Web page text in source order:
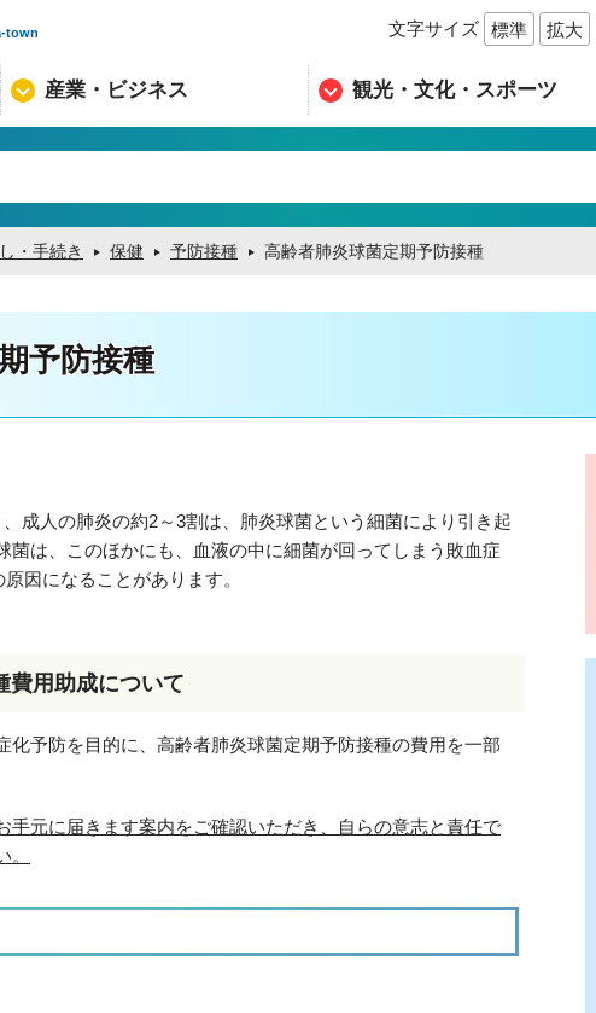
town 文字サイズ 標準 拡大
産業・ビジネス 観光・文化・スポーツ
・手続き 保健 予防接種 高齢者肺炎球菌定期予防接種
予防接種
成人の肺炎の約2～3割は、肺炎球菌という細菌により引き起
菌は、このほかにも、血液の中に細菌が回ってしまう敗血症
因になることがあります。
費用助成について
化予防を目的に、高齢者肺炎球菌定期予防接種の費用を一部
元に届きます案内をご確認いただき、自らの意志と責任で